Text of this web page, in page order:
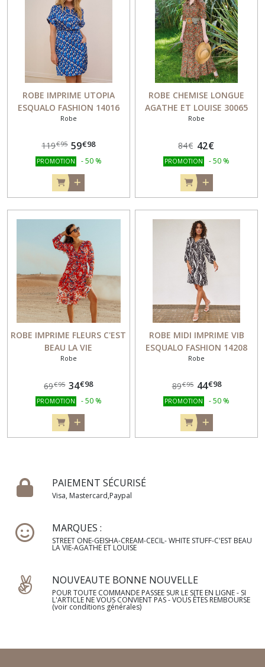
ROBE IMPRIME UTOPIA
ESQUALO FASHION 14016
Robe
119€95 59€98
PROMOTION -50 %
ROBE CHEMISE LONGUE
AGATHE ET LOUISE 30065
Robe
84€ 42€
PROMOTION -50 %
ROBE IMPRIME FLEURS C'EST
BEAU LA VIE
Robe
69€95 34€98
PROMOTION -50 %
ROBE MIDI IMPRIME VIB
ESQUALO FASHION 14208
Robe
89€95 44€98
PROMOTION -50 %
PAIEMENT SÉCURISÉ
Visa, Mastercard,Paypal
MARQUES :
STREET ONE-GEISHA-CREAM-CECIL- WHITE STUFF-C'EST BEAU
LA VIE-AGATHE ET LOUISE
NOUVEAUTE BONNE NOUVELLE
POUR TOUTE COMMANDE PASSEE SUR LE SITE EN LIGNE - SI
L'ARTICLE NE VOUS CONVIENT PAS - VOUS ÊTES REMBOURSE
(voir conditions générales)